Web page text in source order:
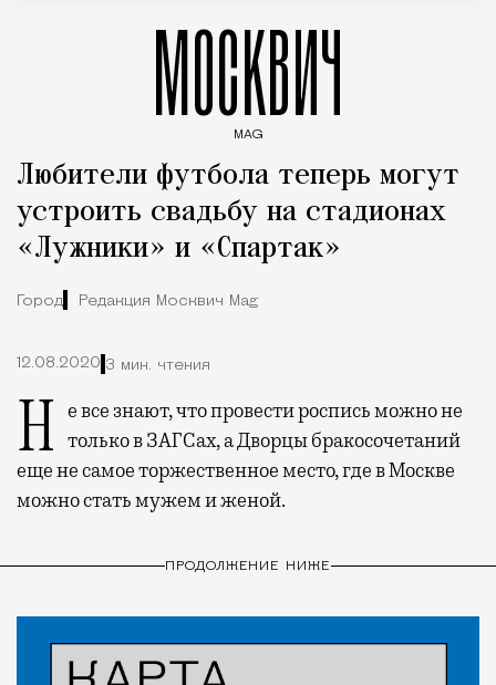
МОСКВИЧ
MAG
Любители футбола теперь могут
устроить свадьбу на стадионах
«Лужники» и «Спартак»
Город Редакция Москвич Mag
12.08.2020 3 мин. чтения
Не все знают, что провести роспись можно не только в ЗАГСах, а Дворцы бракосочетаний
еще не самое торжественное место, где в Москве
можно стать мужем и женой.
ПРОДОЛЖЕНИЕ НИЖЕ